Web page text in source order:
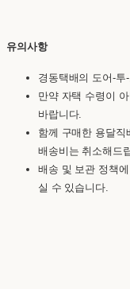
유의사항
경동택배의 도어-투
만약 자택 수령이
바랍니다.
함께 구매한 용달직
배송비는 취소해드
배송 및 보관 정책
실 수 있습니다.